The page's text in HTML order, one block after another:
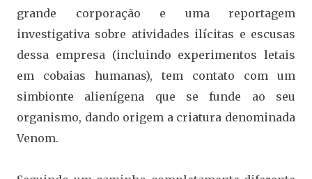
grande corporação e uma reportagem
investigativa sobre atividades ilícitas e escusas
dessa empresa (incluindo experimentos letais
em cobaias humanas), tem contato com um
simbionte alienígena que se funde ao seu
organismo, dando origem a criatura denominada
Venom.